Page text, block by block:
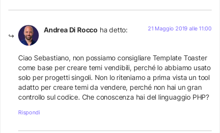
Andrea Di Rocco ha detto: 21 Maggio 2019 alle 11:00
Ciao Sebastiano, non possiamo consigliare Template Toaster
come base per creare temi vendibili, perché lo abbiamo usato
solo per progetti singoli. Non lo riteniamo a prima vista un tool
adatto per creare temi da vendere, perché non hai un gran
controllo sul codice. Che conoscenza hai del linguaggio PHP?
Rispondi